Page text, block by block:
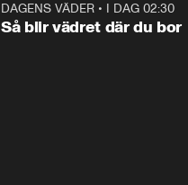
DAGENS VÄDER • I DAG 02:30
Så blir vädret där du bor